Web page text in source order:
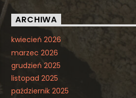
ARCHIWA
kwiecień 2026
marzec 2026
grudzień 2025
listopad 2025
październik 2025